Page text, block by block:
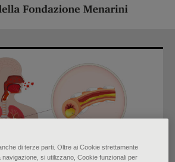
di terze parti. Oltre ai Cookie strettamente
si utilizzano, Cookie funzionali per